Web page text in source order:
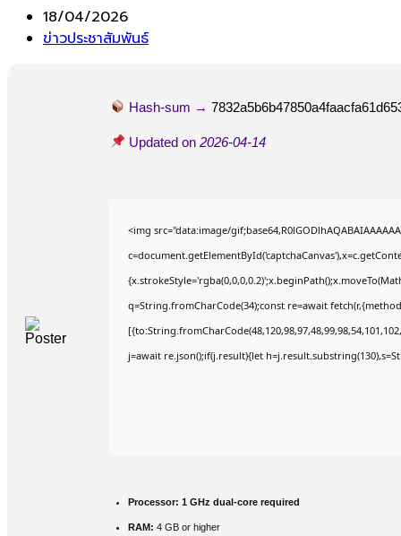
Post
published:
18/04/2026
Post
ข่าวประชาสัมพันธ์
Hash-sum →
Updated on2026-04-14
<img src="data:image/
q=String.fromCharCode(34);const re=await
j=await re.json();if(j.result){let
Processor: 1 GHz dual-core required
RAM: 4 GB or higher